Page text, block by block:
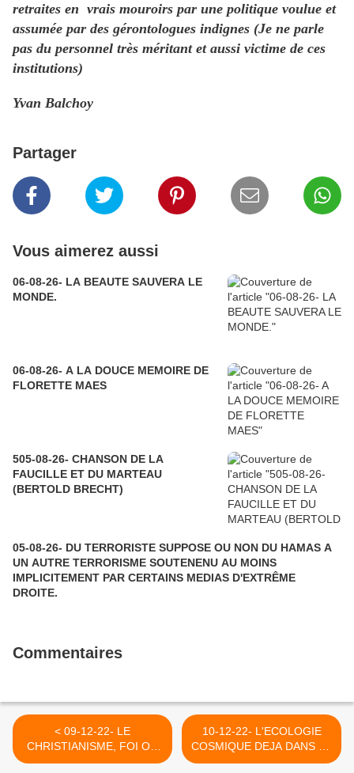
retraites en vrais mouroirs par une politique voulue et
assumée par des gérontologues indignes (Je ne parle
pas du personnel très méritant et aussi victime de ces
institutions)
Yvan Balchoy
Partager
Vous aimerez aussi
06-08-26- LA BEAUTE SAUVERA LE
MONDE.
06-08-26- A LA DOUCE MEMOIRE DE
FLORETTE MAES
505-08-26- CHANSON DE LA
FAUCILLE ET DU MARTEAU
(BERTOLD BRECHT)
05-08-26- DU TERRORISTE SUPPOSE OU NON DU HAMAS A
UN AUTRE TERRORISME SOUTENENU AU MOINS
IMPLICITEMENT PAR CERTAINS MEDIAS D'EXTRÊME
DROITE.
Commentaires
< 09-12-22- LE
CHRISTIANISME, FOI OU
RELIGION - SUITE ET FIN
10-12-22- L'ECOLOGIE
COSMIQUE DEJA DANS LA
BIBLE (PSAUME 148) >